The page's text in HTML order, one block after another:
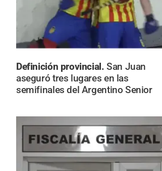
Definición provincial.San Juan
aseguró tres lugares en las
semifinales del Argentino Senior